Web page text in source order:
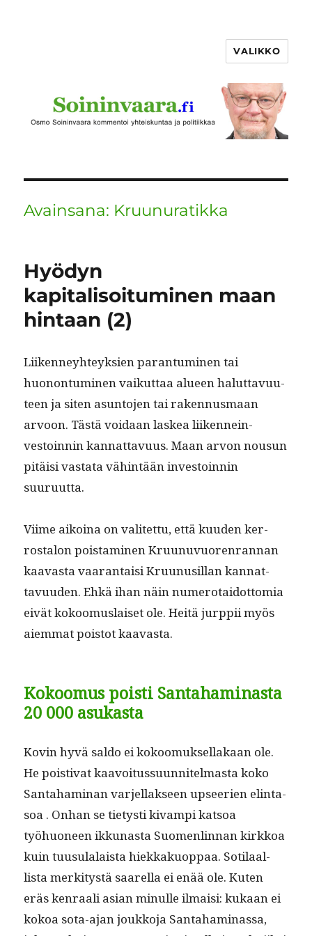
VALIKKO
Avainsana: Kruunuratikka
Hyödyn
kapitalisoituminen maan
hintaan (2)
Liiken­ney­hteyk­sien paran­tu­mi­nen tai
huonon­tu­mi­nen vaikut­taa alueen halut­tavu­u­
teen ja siten asun­to­jen tai raken­nus­maan
arvoon. Tästä voidaan laskea liiken­nein­
vestoin­nin kan­nat­tavu­us. Maan arvon nousun
pitäisi vas­ta­ta vähin­tään investoin­nin
suuruutta.
Viime aikoina on valitet­tu, että kuu­den ker­
rostalon pois­t­a­mi­nen Kru­unuvuoren­ran­nan
kaavas­ta vaaran­taisi Kru­unusil­lan kan­nat­
tavu­u­den. Ehkä ihan näin numero­taidot­to­mia
eivät kokoomus­laiset ole. Heitä jurp­pii myös
aiem­mat pois­tot kaavasta.
Kokoomus poisti Santahaminasta
20 000 asukasta
Kovin hyvä sal­do ei kokoomuk­sel­lakaan ole.
He pois­ti­vat kaavoitus­su­un­nitel­mas­ta koko
San­ta­ham­i­nan var­jel­lak­seen upsee­rien elin­ta­
soa . Onhan se tietysti kivampi kat­soa
työhuoneen ikku­nas­ta Suomen­lin­nan kirkkoa
kuin tuusu­lalaista hiekkakuop­paa. Soti­laal­
lista merk­i­tys­tä saarel­la ei enää ole. Kuten
eräs ken­raali asian min­ulle ilmaisi: kukaan ei
kokoa sota-ajan joukko­ja San­ta­ham­i­nas­sa,